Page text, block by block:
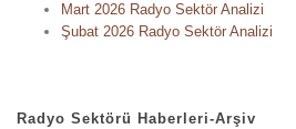
Mart 2026 Radyo Sektör Analizi
Şubat 2026 Radyo Sektör Analizi
Radyo Sektörü Haberleri-Arşiv